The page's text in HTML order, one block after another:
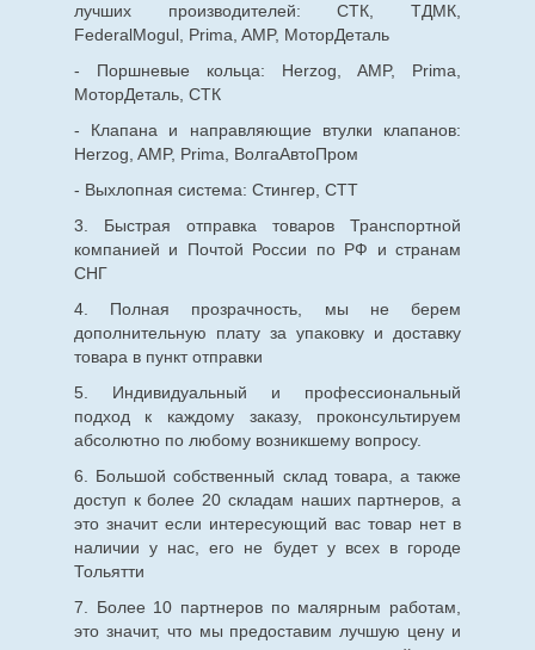
лучших производителей: СТК, ТДМК,
FederalMogul, Prima, AMP, МоторДеталь
- Поршневые кольца: Herzog, AMP, Prima,
МоторДеталь, СТК
- Клапана и направляющие втулки клапанов:
Herzog, AMP, Prima, ВолгаАвтоПром
- Выхлопная система: Стингер, СТТ
3. Быстрая отправка товаров Транспортной
компанией и Почтой России по РФ и странам
СНГ
4. Полная прозрачность, мы не берем
дополнительную плату за упаковку и доставку
товара в пункт отправки
5. Индивидуальный и профессиональный
подход к каждому заказу, проконсультируем
абсолютно по любому возникшему вопросу.
6. Большой собственный склад товара, а также
доступ к более 20 складам наших партнеров, а
это значит если интересующий вас товар нет в
наличии у нас, его не будет у всех в городе
Тольятти
7. Более 10 партнеров по малярным работам,
это значит, что мы предоставим лучшую цену и